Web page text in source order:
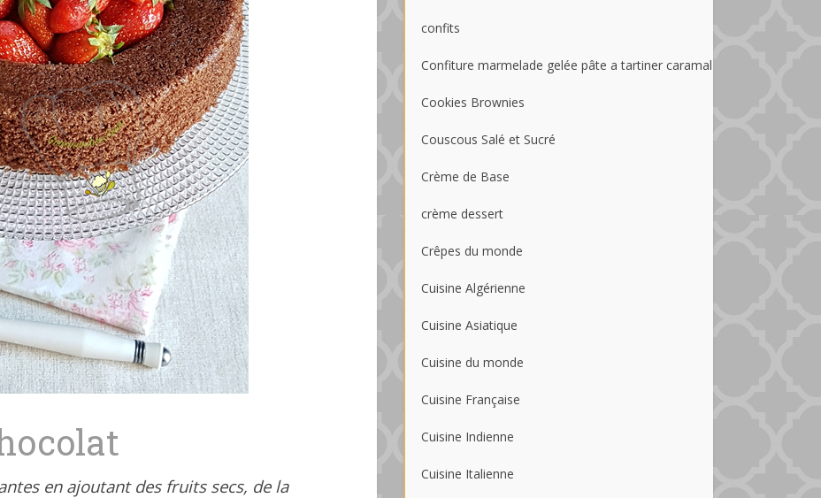
en ajoutant des fruits secs, de la
confits
Confiture marmelade gelée pâte a tartiner caramal
Cookies Brownies
Couscous Salé et Sucré
Crème de Base
crème dessert
Crêpes du monde
Cuisine Algérienne
Cuisine Asiatique
Cuisine du monde
Cuisine Française
Cuisine Indienne
Cuisine Italienne